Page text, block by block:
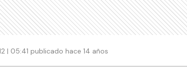
| 05:41 publicado hace 14 años